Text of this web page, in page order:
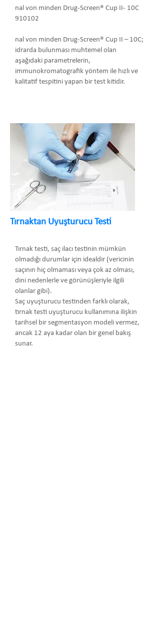
nal von minden Drug-Screen® Cup II- 10C
910102
nal von minden Drug-Screen® Cup II – 10C;
idrarda bulunması muhtemel olan
aşağıdaki parametrelerin,
immunokromatografik yöntem ile hızlı ve
kalitatif tespitini yapan bir test kitidir.
Tırnaktan Uyuşturucu Testi
Tırnak testi, saç ilacı testinin mümkün
olmadığı durumlar için idealdir (vericinin
saçının hiç olmaması veya çok az olması,
dini nedenlerle ve görünüşleriyle ilgili
olanlar gibi).
Saç uyuşturucu testinden farklı olarak,
tırnak testi uyuşturucu kullanımına ilişkin
tarihsel bir segmentasyon modeli vermez,
ancak 12 aya kadar olan bir genel bakış
sunar.